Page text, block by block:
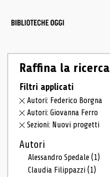
Raffina la ricerca
Filtri applicati
Autori: Federico Borgna
Autori: Giovanna Ferro
Sezioni: Nuovi progetti
Autori
Alessandro Spedale(1)
Claudia Filippazzi(1)